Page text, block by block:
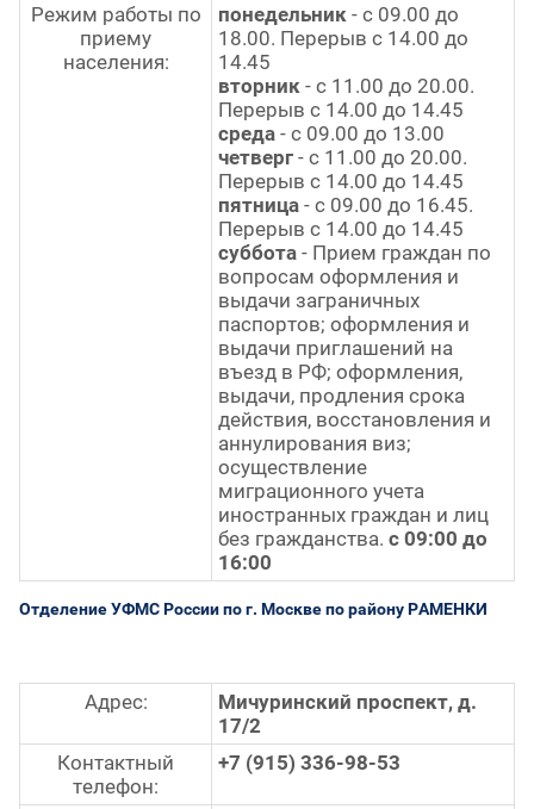
Режим работы по
приему
населения:
понедельник - с 09.00 до
18.00. Перерыв с 14.00 до
14.45
вторник - с 11.00 до 20.00.
Перерыв с 14.00 до 14.45
среда - с 09.00 до 13.00
четверг - с 11.00 до 20.00.
Перерыв с 14.00 до 14.45
пятница - с 09.00 до 16.45.
Перерыв с 14.00 до 14.45
суббота - Прием граждан по
вопросам оформления и
выдачи заграничных
паспортов; оформления и
выдачи приглашений на
въезд в РФ; оформления,
выдачи, продления срока
действия, восстановления и
аннулирования виз;
осуществление
миграционного учета
иностранных граждан и лиц
без гражданства. с 09:00 до
16:00
Отделение УФМС России по г. Москве по району РАМЕНКИ
Адрес:
Мичуринский проспект, д.
17/2
Контактный
телефон:
+7 (915) 336-98-53